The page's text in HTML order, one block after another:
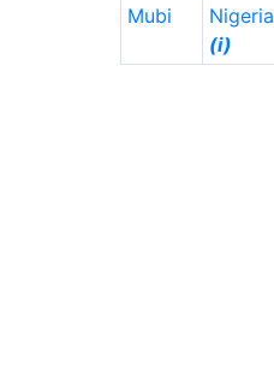
Mubi
Nigeria
(i)